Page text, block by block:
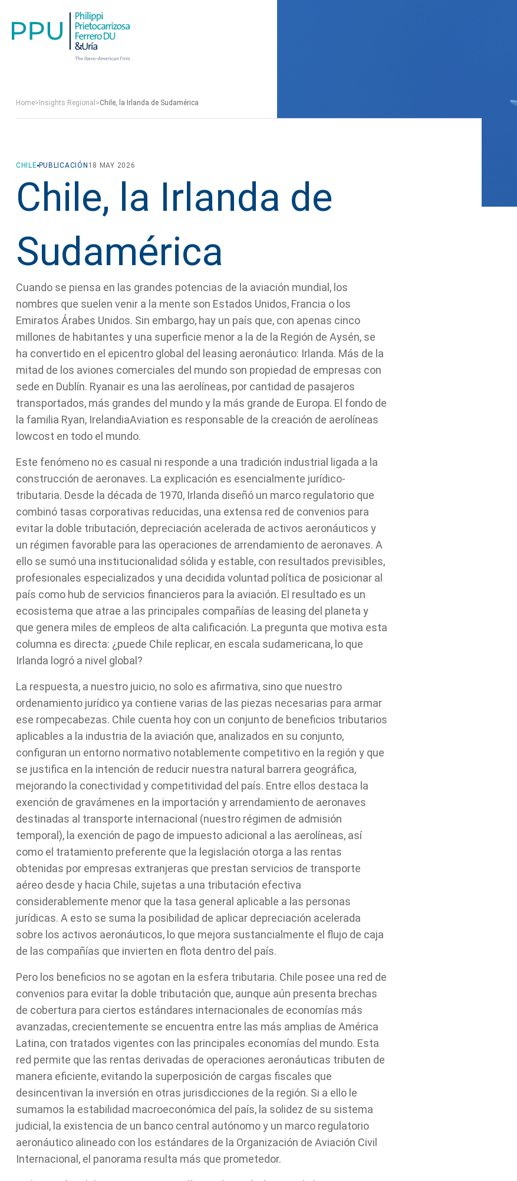
Home> Insights Regional >Chile, la Irlanda de Sudamérica
CHILE PUBLICACIÓN 18 MAY 2026
Chile, la Irlanda de
Sudamérica
Cuando se piensa en las grandes potencias de la aviación mundial, los
nombres que suelen venir a la mente son Estados Unidos, Francia o los
Emiratos Árabes Unidos. Sin embargo, hay un país que, con apenas cinco
millones de habitantes y una superficie menor a la de la Región de Aysén, se
ha convertido en el epicentro global del leasing aeronáutico: Irlanda. Más de la
mitad de los aviones comerciales del mundo son propiedad de empresas con
sede en Dublín. Ryanair es una las aerolíneas, por cantidad de pasajeros
transportados, más grandes del mundo y la más grande de Europa. El fondo de
la familia Ryan, IrelandiaAviation es responsable de la creación de aerolíneas
lowcost en todo el mundo.
Este fenómeno no es casual ni responde a una tradición industrial ligada a la
construcción de aeronaves. La explicación es esencialmente jurídico-
tributaria. Desde la década de 1970, Irlanda diseñó un marco regulatorio que
combinó tasas corporativas reducidas, una extensa red de convenios para
evitar la doble tributación, depreciación acelerada de activos aeronáuticos y
un régimen favorable para las operaciones de arrendamiento de aeronaves. A
ello se sumó una institucionalidad sólida y estable, con resultados previsibles,
profesionales especializados y una decidida voluntad política de posicionar al
país como hub de servicios financieros para la aviación. El resultado es un
ecosistema que atrae a las principales compañías de leasing del planeta y
que genera miles de empleos de alta calificación. La pregunta que motiva esta
columna es directa: ¿puede Chile replicar, en escala sudamericana, lo que
Irlanda logró a nivel global?
La respuesta, a nuestro juicio, no solo es afirmativa, sino que nuestro
ordenamiento jurídico ya contiene varias de las piezas necesarias para armar
ese rompecabezas. Chile cuenta hoy con un conjunto de beneficios tributarios
aplicables a la industria de la aviación que, analizados en su conjunto,
configuran un entorno normativo notablemente competitivo en la región y que
se justifica en la intención de reducir nuestra natural barrera geográfica,
mejorando la conectividad y competitividad del país. Entre ellos destaca la
exención de gravámenes en la importación y arrendamiento de aeronaves
destinadas al transporte internacional (nuestro régimen de admisión
temporal), la exención de pago de impuesto adicional a las aerolíneas, así
como el tratamiento preferente que la legislación otorga a las rentas
obtenidas por empresas extranjeras que prestan servicios de transporte
aéreo desde y hacia Chile, sujetas a una tributación efectiva
considerablemente menor que la tasa general aplicable a las personas
jurídicas. A esto se suma la posibilidad de aplicar depreciación acelerada
sobre los activos aeronáuticos, lo que mejora sustancialmente el flujo de caja
de las compañías que invierten en flota dentro del país.
Pero los beneficios no se agotan en la esfera tributaria. Chile posee una red de
convenios para evitar la doble tributación que, aunque aún presenta brechas
de cobertura para ciertos estándares internacionales de economías más
avanzadas, crecientemente se encuentra entre las más amplias de América
Latina, con tratados vigentes con las principales economías del mundo. Esta
red permite que las rentas derivadas de operaciones aeronáuticas tributen de
manera eficiente, evitando la superposición de cargas fiscales que
desincentivan la inversión en otras jurisdicciones de la región. Si a ello le
sumamos la estabilidad macroeconómica del país, la solidez de su sistema
judicial, la existencia de un banco central autónomo y un marco regulatorio
aeronáutico alineado con los estándares de la Organización de Aviación Civil
Internacional, el panorama resulta más que prometedor.